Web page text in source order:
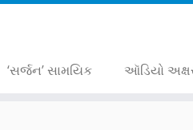
‘સર્જન’ સામયિક ઑડિયો